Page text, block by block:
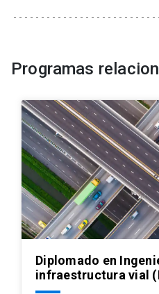
Programas
Diplomado en
infraestructura vial